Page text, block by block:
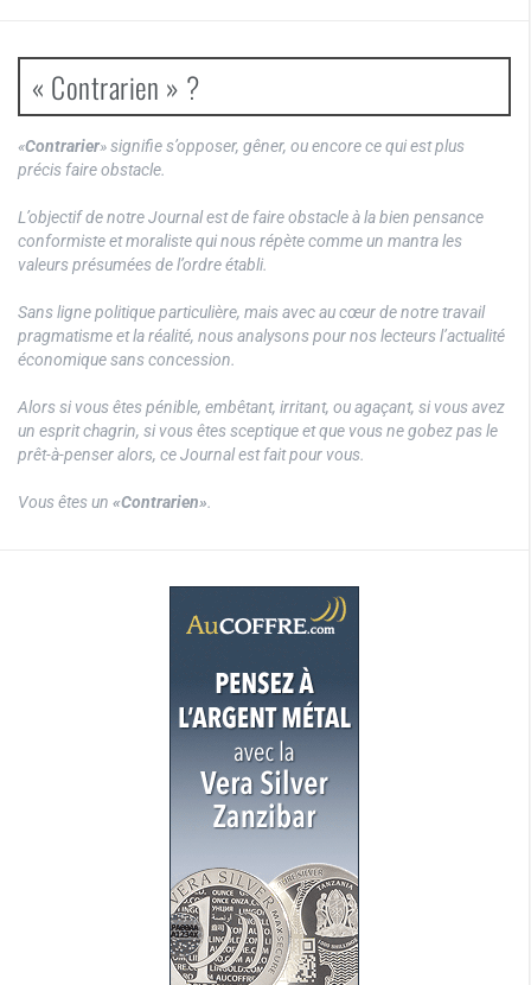
« Contrarien » ?
«Contrarier» signifie s’opposer, gêner, ou encore ce qui est plus
précis faire obstacle.
L’objectif de notre Journal est de faire obstacle à la bien pensance
conformiste et moraliste qui nous répète comme un mantra les
valeurs présumées de l’ordre établi.
Sans ligne politique particulière, mais avec au cœur de notre travail
pragmatisme et la réalité, nous analysons pour nos lecteurs l’actualité
économique sans concession.
Alors si vous êtes pénible, embêtant, irritant, ou agaçant, si vous avez
un esprit chagrin, si vous êtes sceptique et que vous ne gobez pas le
prêt-à-penser alors, ce Journal est fait pour vous.
Vous êtes un «Contrarien».